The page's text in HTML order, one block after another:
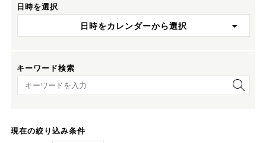
日時を選択
日時をカレンダーから選択
キーワード検索
キーワード検索
現在の絞り込み条件